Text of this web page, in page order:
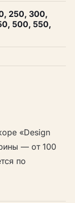
250, 300,
500, 550,
«Design
— от 100
по